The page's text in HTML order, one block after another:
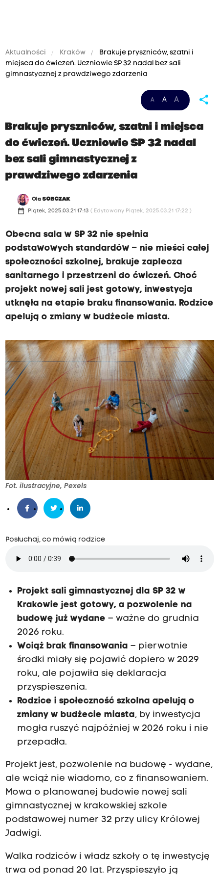
Aktualności Kraków
Brakuje pryszniców, szatni i
miejsca do ćwiczeń. Uczniowie SP 32 nadal bez sali
gimnastycznej z prawdziwego zdarzenia
A A A share
Brakuje pryszniców, szatni i miejsca
do ćwiczeń. Uczniowie SP 32 nadal
bez sali gimnastycznej z
prawdziwego zdarzenia
OlaSOBCZAK
date_range Piątek, 2025.03.21 17:13 ( Edytowany Piątek, 2025.03.21 17:22 )
Obecna sala w SP 32 nie spełnia
podstawowych standardów – nie mieści całej
społeczności szkolnej, brakuje zaplecza
sanitarnego i przestrzeni do ćwiczeń. Choć
projekt nowej sali jest gotowy, inwestycja
utknęła na etapie braku finansowania. Rodzice
apelują o zmiany w budżecie miasta.
Fot. ilustracyjne, Pexels
Posłuchaj, co mówią rodzice
Projekt sali gimnastycznej dla SP 32 w
Krakowie jest gotowy, a pozwolenie na
budowę już wydane – ważne do grudnia
2026 roku.
Wciąż brak finansowania – pierwotnie
środki miały się pojawić dopiero w 2029
roku, ale pojawiła się deklaracja
przyspieszenia.
Rodzice i społeczność szkolna apelują o
zmiany w budżecie miasta, by inwestycja
mogła ruszyć najpóźniej w 2026 roku i nie
przepadła.
Projekt jest, pozwolenie na budowę - wydane,
ale wciąż nie wiadomo, co z finansowaniem.
Mowa o planowanej budowie nowej sali
gimnastycznej w krakowskiej szkole
podstawowej numer 32 przy ulicy Królowej
Jadwigi.
Walka rodziców i władz szkoły o tę inwestycję
trwa od ponad 20 lat. Przyspieszyło ją